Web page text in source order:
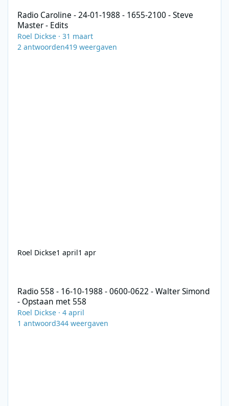
Radio Caroline - 24-01-1988 - 1655-2100 - Steve
Master - Edits
Roel Dickse ·31 maart
2 antwoorden419 weergaven
Roel Dickse1 april1 apr
Radio 558 - 16-10-1988 - 0600-0622 - Walter Simond
- Opstaan met 558
Roel Dickse ·4 april
1 antwoord344 weergaven